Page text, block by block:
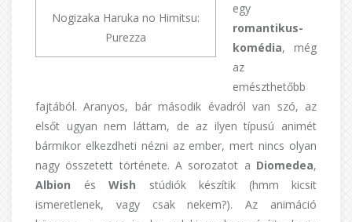
Nogizaka Haruka no Himitsu:
Purezza
egy
romantikus-
komédia, még
az
emészthetőbb
fajtából. Aranyos, bár második évadról van szó, az
elsőt ugyan nem láttam, de az ilyen típusú animét
bármikor elkezdheti nézni az ember, mert nincs olyan
nagy összetett története. A sorozatot a Diomedea,
Albion és Wish stúdiók készítik (hmm kicsit
ismeretlenek, vagy csak nekem?). Az animáció